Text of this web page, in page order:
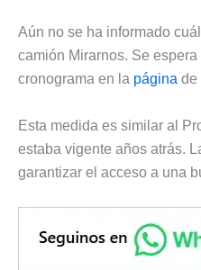
Aún no se ha informado
camión Mirarnos. Se espera
cronograma en la página de
Esta medida es similar al
estaba vigente años atrás.
garantizar el acceso a una